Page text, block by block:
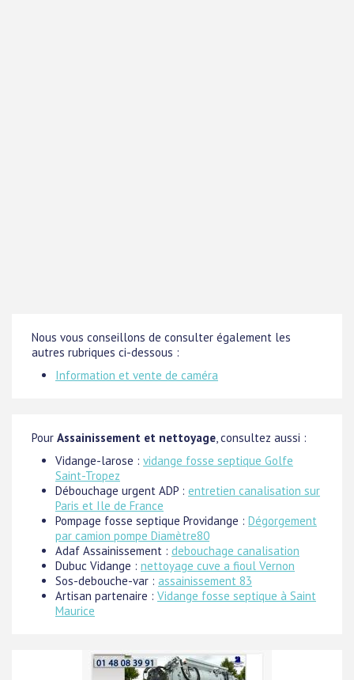
Nous vous conseillons de consulter également les
autres rubriques ci-dessous :
Information et vente de caméra
Pour Assainissement et nettoyage, consultez aussi :
Vidange-larose : vidange fosse septique Golfe
Saint-Tropez
Débouchage urgent ADP : entretien canalisation sur
Paris et Ile de France
Pompage fosse septique Providange : Dégorgement
par camion pompe Diamètre80
Adaf Assainissement : debouchage canalisation
Dubuc Vidange : nettoyage cuve a fioul Vernon
Sos-debouche-var : assainissement 83
Artisan partenaire : Vidange fosse septique à Saint
Maurice